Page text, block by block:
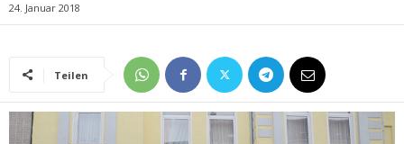
24. Januar 2018
Teilen